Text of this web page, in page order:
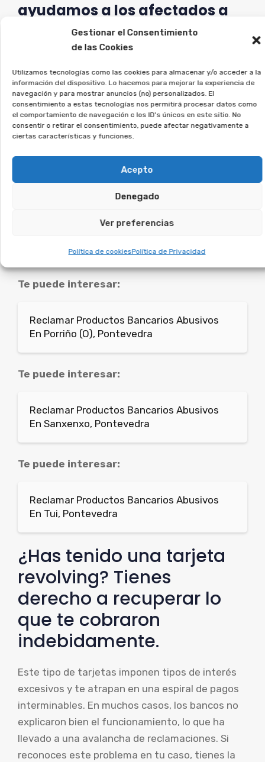
Gestionar el Consentimiento
de las Cookies
Utilizamos tecnologías como las cookies para almacenar y/o acceder a la
información del dispositivo. Lo hacemos para mejorar la experiencia de
navegación y para mostrar anuncios (no) personalizados. El
consentimiento a estas tecnologías nos permitirá procesar datos como
el comportamiento de navegación o los ID's únicos en este sitio. No
consentir o retirar el consentimiento, puede afectar negativamente a
ciertas características y funciones.
Acepto
Denegado
Ver preferencias
Política de cookiesPolítica de Privacidad
ayudamos a los afectados a
ejercer sus derechos.
compromiso, y veremos si puedes reclamar.
Te puede interesar:
Reclamar Productos Bancarios Abusivos
En Nigrán, Pontevedra
Te puede interesar:
Reclamar Productos Bancarios Abusivos
Te puede interesar:
Reclamar Productos Bancarios Abusivos
En Porriño (O), Pontevedra
Te puede interesar:
Reclamar Productos Bancarios Abusivos
En Sanxenxo, Pontevedra
Te puede interesar:
Reclamar Productos Bancarios Abusivos
En Tui, Pontevedra
¿Has tenido una tarjeta
revolving? Tienes
derecho a recuperar lo
que te cobraron
indebidamente.
Este tipo de tarjetas imponen tipos de interés
excesivos y te atrapan en una espiral de pagos
interminables. En muchos casos, los bancos no
explicaron bien el funcionamiento, lo que ha
llevado a una avalancha de reclamaciones. Si
reconoces este problema en tu caso, tienes la